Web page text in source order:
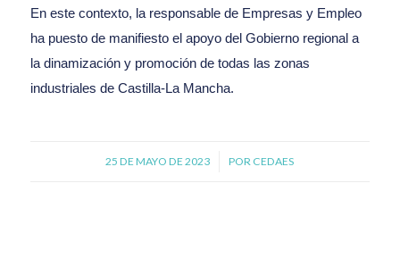
En este contexto, la responsable de Empresas y Empleo
ha puesto de manifiesto el apoyo del Gobierno regional a
la dinamización y promoción de todas las zonas
industriales de Castilla-La Mancha.
25 DE MAYO DE 2023
/ POR CEDAES